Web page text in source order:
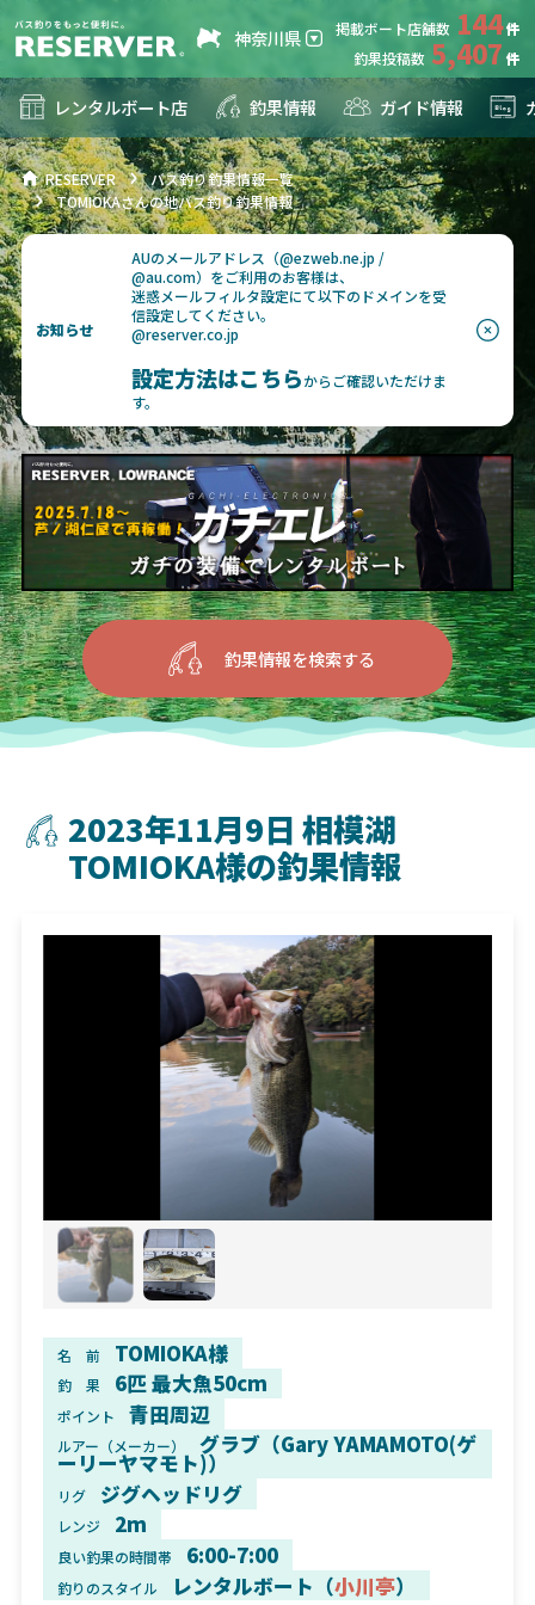
神奈川県 掲載ボート店舗数 144
釣果投稿数 5,407
レンタルボート店 釣果情報 ガイド情報
RESERVER
バス釣り釣果情報一覧
TOMIOKAさんの地バス釣り釣果情報
お知らせ
AUのメールアドレス（@ezweb.ne.jp /
@au.com）をご利用のお客様は、
迷惑メールフィルタ設定にて以下のドメインを受
信設定してください。
@reserver.co.jp
設定方法はこちらからご確認いただけま
す。
釣果情報を検索する
2023年11月9日 相模湖
TOMIOKA様の釣果情報
名 前 TOMIOKA様
釣 果 6匹 最大魚50cm
ポイント 青田周辺
ルアー（メーカー） グラブ（Gary YAMAMOTO(ゲ
ーリーヤマモト)）
リグ ジグヘッドリグ
レンジ 2m
良い釣果の時間帯 6:00-7:00
釣りのスタイル レンタルボート（小川亭）